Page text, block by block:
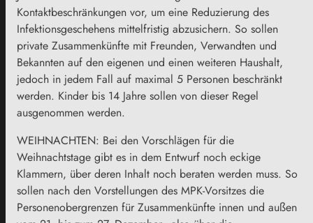
Kontaktbeschränkungen vor, um eine Reduzierung des
Infektionsgeschehens mittelfristig abzusichern. So sollen
private Zusammenkünfte mit Freunden, Verwandten und
Bekannten auf den eigenen und einen weiteren Haushalt,
jedoch in jedem Fall auf maximal 5 Personen beschränkt
werden. Kinder bis 14 Jahre sollen von dieser Regel
ausgenommen werden.
WEIHNACHTEN: Bei den Vorschlägen für die
Weihnachtstage gibt es in dem Entwurf noch eckige
Klammern, über deren Inhalt noch beraten werden muss. So
sollen nach den Vorstellungen des MPK-Vorsitzes die
Personenobergrenzen für Zusammenkünfte innen und außen